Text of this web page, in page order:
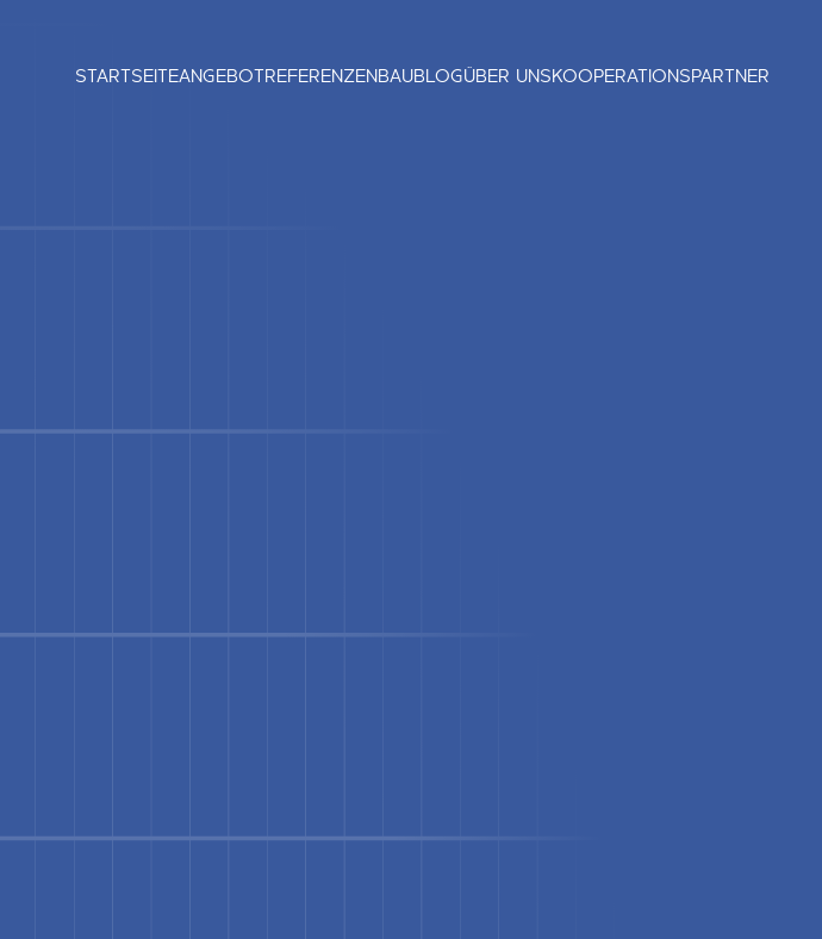
STARTSEITEANGEBOTREFERENZENBAUBLOGÜBER UNSKOOPERATIONSPARTNER